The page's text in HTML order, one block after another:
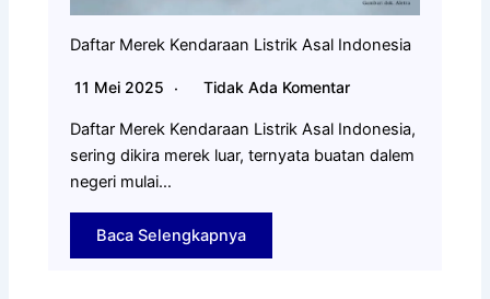
Daftar Merek Kendaraan Listrik Asal Indonesia
11 Mei 2025 Tidak Ada Komentar
Daftar Merek Kendaraan Listrik Asal Indonesia,
sering dikira merek luar, ternyata buatan dalem
negeri mulai…
Baca Selengkapnya